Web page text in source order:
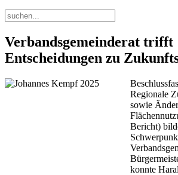
Verbandsgemeinderat trifft
Entscheidungen zu
Regionale
sowie
Bericht)
konnte